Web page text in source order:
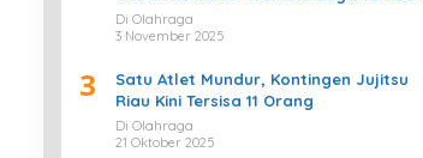
Kasus Korupsi Proyek
Di Olahraga
3 November 2025
3
Satu Atlet Mundur, Kontingen Jujitsu
Riau Kini Tersisa 11 Orang
Di Olahraga
21 Oktober 2025